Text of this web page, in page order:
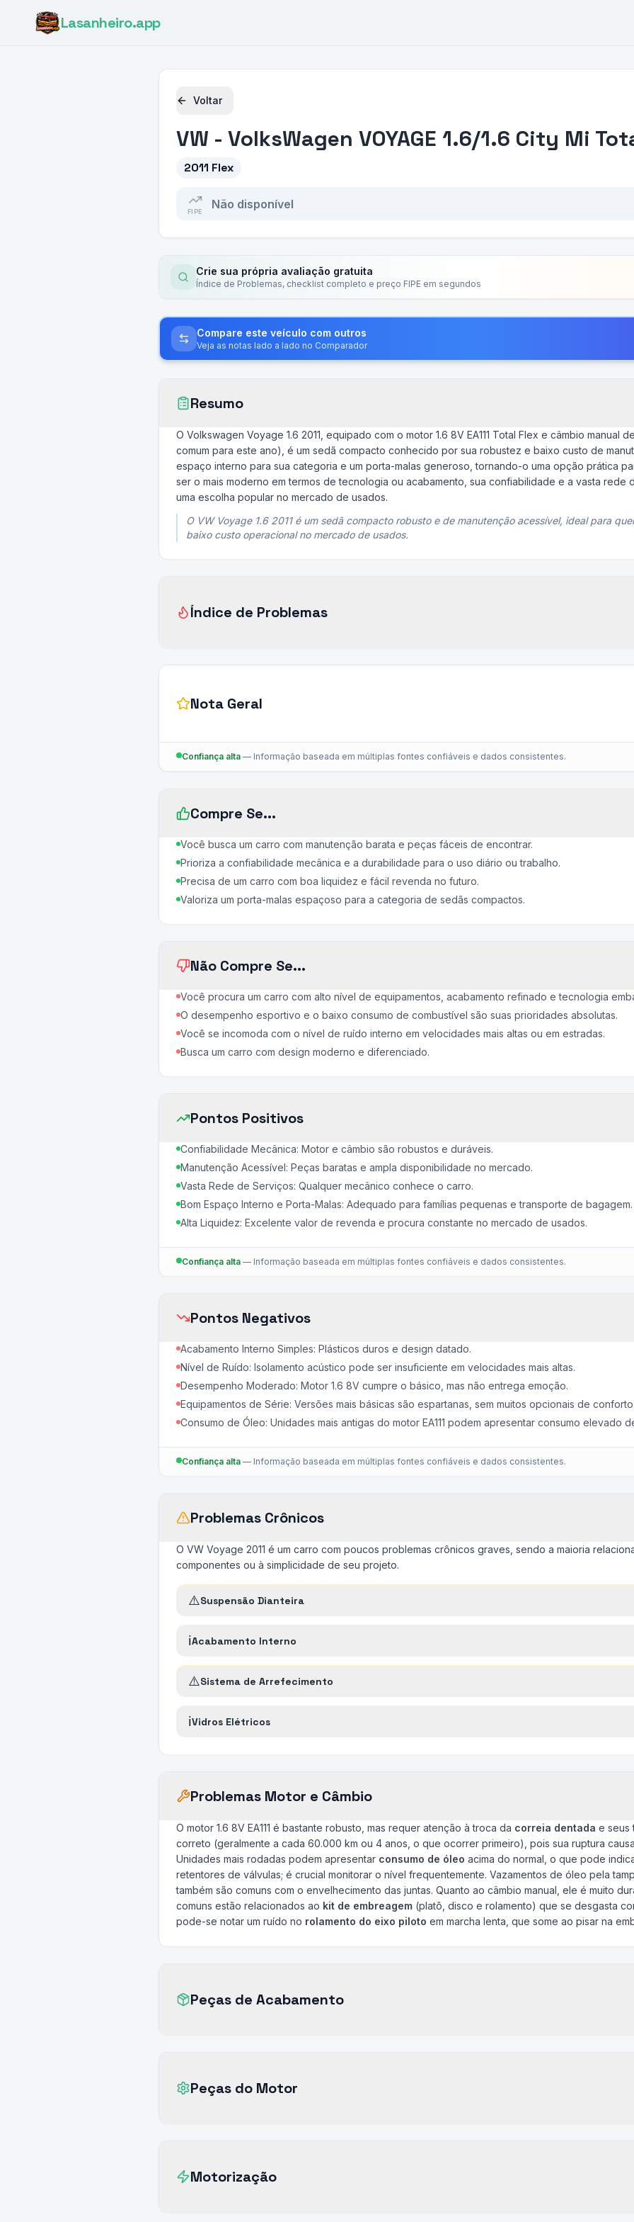
Lasanheiro.app
Voltar
VW - VolksWagen VOYAGE 1.6/1.6 City Mi
2011 Flex
FIPE
Não disponível
Crie sua própria avaliação gratuita
Índice de Problemas, checklist completo e preço FIPE em segundos
Compare este veículo com outros
Veja as notas lado a lado no Comparador
Resumo
O Volkswagen Voyage 1.6 2011, equipado com o motor 1.6 8V EA111 Total Flex e câmbio manual
comum para este ano), é um sedã compacto conhecido por sua robustez e baixo custo de
espaço interno para sua categoria e um porta-malas generoso, tornando-o uma opção prática
ser o mais moderno em termos de tecnologia ou acabamento, sua confiabilidade e a vasta rede
uma escolha popular no mercado de usados.
O VW Voyage 1.6 2011 é um sedã compacto robusto e de manutenção acessível, ideal para
baixo custo operacional no mercado de usados.
Índice de Problemas
Nota Geral
Confiança alta — Informação baseada em múltiplas fontes confiáveis e dados consistentes.
Compre Se...
Você busca um carro com manutenção barata e peças fáceis de encontrar.
Prioriza a confiabilidade mecânica e a durabilidade para o uso diário ou trabalho.
Precisa de um carro com boa liquidez e fácil revenda no futuro.
Valoriza um porta-malas espaçoso para a categoria de sedãs compactos.
Não Compre Se...
Você procura um carro com alto nível de equipamentos, acabamento refinado e tecnologia
O desempenho esportivo e o baixo consumo de combustível são suas prioridades absolutas.
Você se incomoda com o nível de ruído interno em velocidades mais altas ou em estradas.
Busca um carro com design moderno e diferenciado.
Pontos Positivos
Confiabilidade Mecânica: Motor e câmbio são robustos e duráveis.
Manutenção Acessível: Peças baratas e ampla disponibilidade no mercado.
Vasta Rede de Serviços: Qualquer mecânico conhece o carro.
Bom Espaço Interno e Porta-Malas: Adequado para famílias pequenas e transporte de bagagem.
Alta Liquidez: Excelente valor de revenda e procura constante no mercado de usados.
Confiança alta — Informação baseada em múltiplas fontes confiáveis e dados consistentes.
Pontos Negativos
Acabamento Interno Simples: Plásticos duros e design datado.
Nível de Ruído: Isolamento acústico pode ser insuficiente em velocidades mais altas.
Desempenho Moderado: Motor 1.6 8V cumpre o básico, mas não entrega emoção.
Equipamentos de Série: Versões mais básicas são espartanas, sem muitos opcionais de
Consumo de Óleo: Unidades mais antigas do motor EA111 podem apresentar consumo elevado
Confiança alta — Informação baseada em múltiplas fontes confiáveis e dados consistentes.
Problemas Crônicos
O VW Voyage 2011 é um carro com poucos problemas crônicos graves, sendo a maioria
componentes ou à simplicidade de seu projeto.
⚠️Suspensão Dianteira
ℹ️Acabamento Interno
⚠️Sistema de Arrefecimento
ℹ️Vidros Elétricos
Problemas Motor e Câmbio
O motor 1.6 8V EA111 é bastante robusto, mas requer atenção à troca da correia dentada e seus
correto (geralmente a cada 60.000 km ou 4 anos, o que ocorrer primeiro), pois sua ruptura
Unidades mais rodadas podem apresentar consumo de óleo acima do normal, o que pode
retentores de válvulas; é crucial monitorar o nível frequentemente. Vazamentos de óleo pela
também são comuns com o envelhecimento das juntas. Quanto ao câmbio manual, ele é muito
comuns estão relacionados ao kit de embreagem (platô, disco e rolamento) que se desgasta
pode-se notar um ruído no rolamento do eixo piloto em marcha lenta, que some ao pisar na
Peças de Acabamento
Peças do Motor
Motorização